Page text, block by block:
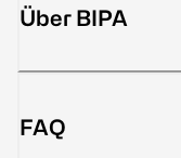
Über BIPA
FAQ